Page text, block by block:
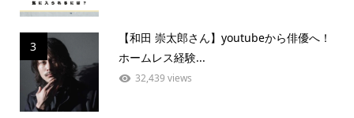
3
【和田 崇太郎さん】youtubeから俳優へ！
ホームレス経験...
32,439 views